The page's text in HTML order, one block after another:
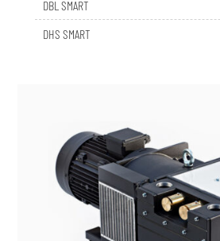
DHS SMART